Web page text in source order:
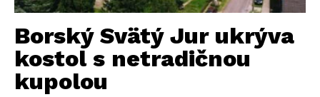
Borský Svätý Jur ukrýva
kostol s netradičnou
kupolou